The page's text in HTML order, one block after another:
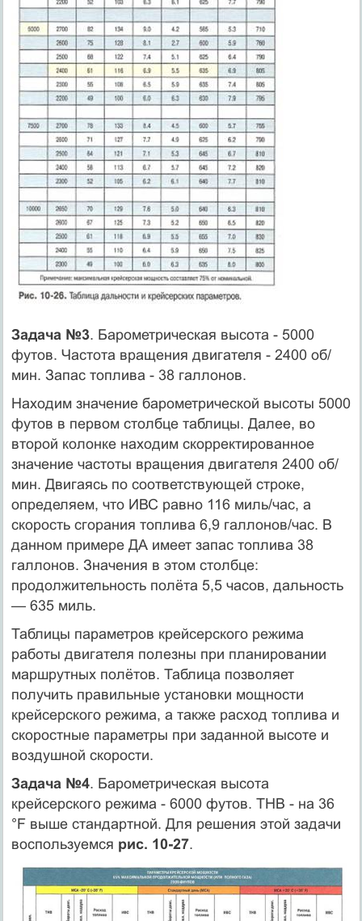
Задача №3. Барометрическая высота - 5000
футов. Частота вращения двигателя - 2400 об/
мин. Запас топлива - 38 галлонов.
Находим значение барометрической высоты 5000
футов в первом столбце таблицы. Далее, во
второй колонке находим скорректированное
значение частоты вращения двигателя 2400 об/
мин. Двигаясь по соответствующей строке,
определяем, что ИВС равно 116 миль/час, а
скорость сгорания топлива 6,9 галлонов/час. В
данном примере ДА имеет запас топлива 38
галлонов. Значения в этом столбце:
продолжительность полёта 5,5 часов, дальность
— 635 миль.
Таблицы параметров крейсерского режима
работы двигателя полезны при планировании
маршрутных полётов. Таблица позволяет
получить правильные установки мощности
крейсерского режима, а также расход топлива и
скоростные параметры при заданной высоте и
воздушной скорости.
Задача №4. Барометрическая высота
крейсерского режима - 6000 футов. ТНВ - на 36
°F выше стандартной. Для решения этой задачи
воспользуемся рис. 10-27.